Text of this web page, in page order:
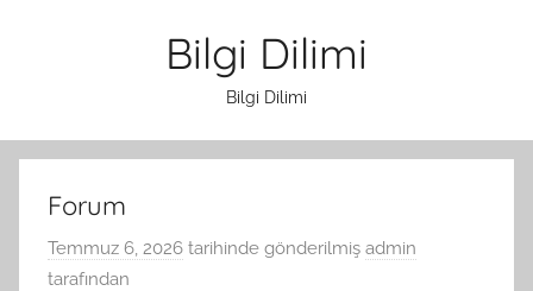
Bilgi Dilimi
Bilgi Dilimi
Forum
Temmuz 6, 2026 tarihinde gönderilmiş admin
tarafından